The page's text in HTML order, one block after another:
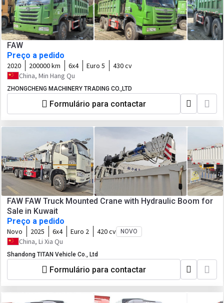
FAW
Preço a pedido
2020 200000 km 6x4 Euro 5
430 cv
China, Min Hang Qu
ZHONGCHENG MACHINERY TRADING CO.,LTD
Formulário para contactar
FAW FAW Truck Mounted Crane with Hydraulic Boom for
Sale in Kuwait
Preço a pedido
Novo 2025 6x4 Euro 2 420 cv NOVO
China, Li Xia Qu
Shandong TITAN Vehicle Co., Ltd
Formulário para contactar